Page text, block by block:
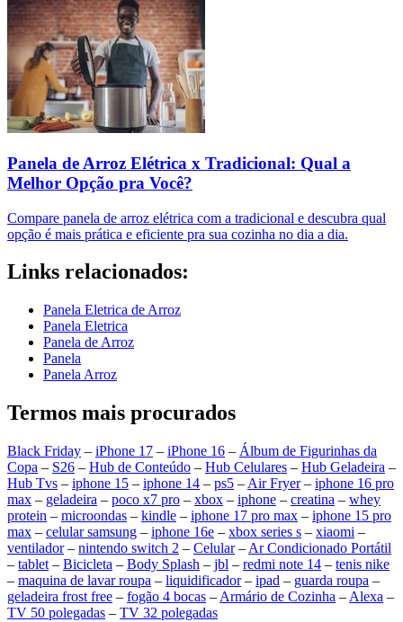
Panela de Arroz Elétrica x Tradicional: Qual a
Melhor Opção pra Você?
Compare panela de arroz elétrica com a tradicional e descubra qual
opção é mais prática e eficiente pra sua cozinha no dia a dia.
Links relacionados:
Panela Eletrica de Arroz
Panela Eletrica
Panela de Arroz
Panela
Panela Arroz
Termos mais procurados
Black Friday – iPhone 17 – iPhone 16 – Álbum de Figurinhas da
Copa – S26 – Hub de Conteúdo – Hub Celulares – Hub Geladeira –
Hub Tvs – iphone 15 – iphone 14 – ps5 – Air Fryer– iphone 16 pro
max – geladeira – poco x7 pro – xbox – iphone – creatina – whey
protein – microondas – kindle – iphone 17 pro max – iphone 15 pro
max – celular samsung – iphone 16e – xbox series s – xiaomi –
ventilador– nintendo switch 2 – Celular– Ar Condicionado Portátil
– tablet – Bicicleta – Body Splash – jbl – redmi note 14 – tenis nike
– maquina de lavar roupa – liquidificador– ipad – guarda roupa –
geladeira frost free – fogão 4 bocas – Armário de Cozinha – Alexa –
TV 50 polegadas – TV 32 polegadas